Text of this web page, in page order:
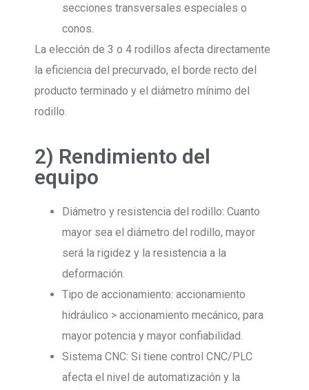
secciones transversales especiales o
conos.
La elección de 3 o 4 rodillos afecta directamente
la eficiencia del precurvado, el borde recto del
producto terminado y el diámetro mínimo del
rodillo.
2) Rendimiento del
equipo
Diámetro y resistencia del rodillo: Cuanto
mayor sea el diámetro del rodillo, mayor
será la rigidez y la resistencia a la
deformación.
Tipo de accionamiento: accionamiento
hidráulico > accionamiento mecánico, para
mayor potencia y mayor confiabilidad.
Sistema CNC: Si tiene control CNC/PLC
afecta el nivel de automatización y la